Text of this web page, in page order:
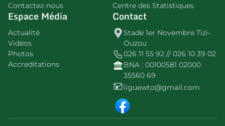
Contactez-nous
Centre des Statistiques
Espace Média
Actualité
Vidéos
Photos
Accreditations
Contact
Stade 1er Novembre Tizi-
Ouzou
026 11 55 92 // 026 10 39 02
BNA : 00100581 02000
35560 69
liguewto@gmail.com